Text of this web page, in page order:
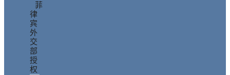
菲
律
宾
外
交
部
授
权